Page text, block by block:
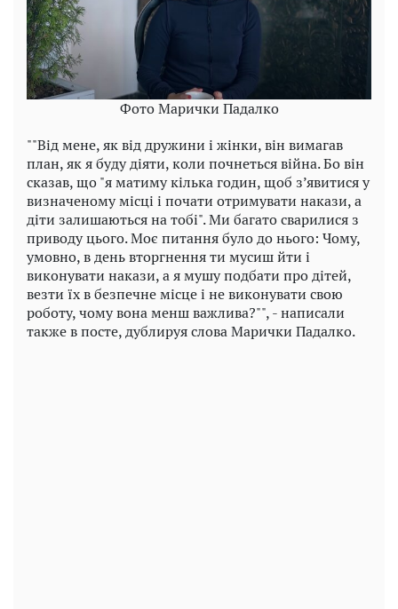
Фото Марички Падалко
""Від мене, як від дружини і жінки, він вимагав
план, як я буду діяти, коли почнеться війна. Бо він
сказав, що "я матиму кілька годин, щоб з’явитися у
визначеному місці і почати отримувати накази, а
діти залишаються на тобі". Ми багато сварилися з
приводу цього. Моє питання було до нього: Чому,
умовно, в день вторгнення ти мусиш йти і
виконувати накази, а я мушу подбати про дітей,
везти їх в безпечне місце і не виконувати свою
роботу, чому вона менш важлива?"", - написали
также в посте, дублируя слова Марички Падалко.